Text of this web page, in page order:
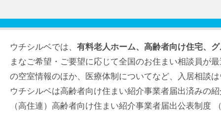
ウチシルベでは、 有料老人ホーム、高齢者向け住宅、
まなご希望・ご要望に応じて全国のお住まい相談員が
の空室情報のほか、医療体制についてなど、入居相談
ウチシルベは高齢者向け住まい紹介事業者届出済みの
（高住連）高齢者向け住まい紹介事業者届出公表制度